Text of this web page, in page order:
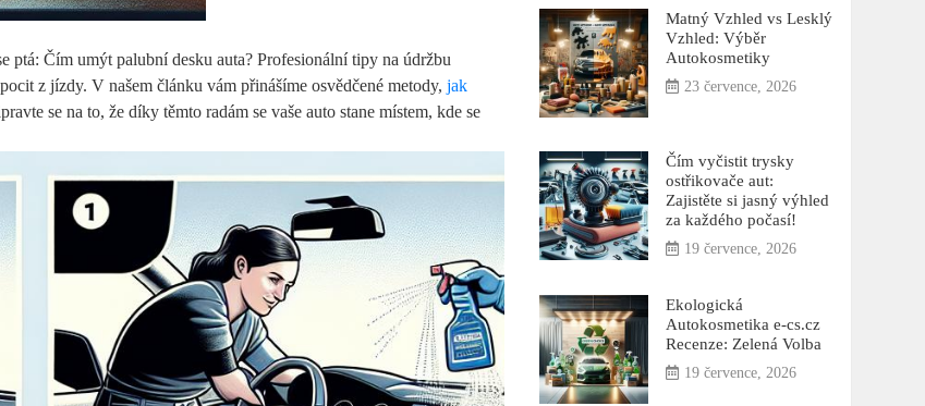
Čím umýt palubní desku auta? Profesionální tipy na údržbu
z jízdy. V našem článku vám přinášíme osvědčené metody,jak
se na to, že díky těmto radám se vaše auto stane místem, kde se
Matný Vzhled vs Lesklý
Vzhled: Výběr
Autokosmetiky
23 července, 2026
Čím vyčistit trysky
ostřikovače aut:
Zajistěte si jasný výhled
za každého počasí!
19 července, 2026
Ekologická
Autokosmetika e-cs.cz
Recenze: Zelená Volba
19 července, 2026